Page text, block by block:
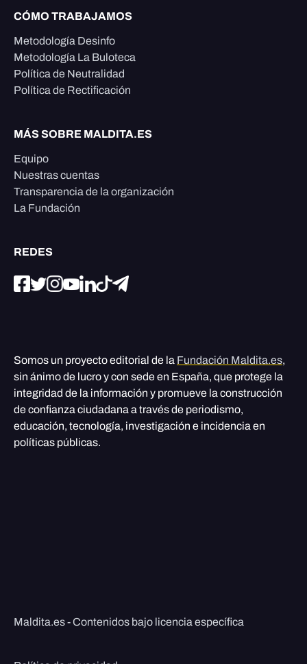
CÓMO TRABAJAMOS
Metodología Desinfo
Metodología La Buloteca
Política de Neutralidad
Política de Rectificación
MÁS SOBRE MALDITA.ES
Equipo
Nuestras cuentas
Transparencia de la organización
La Fundación
REDES
Somos un proyecto editorial de la Fundación Maldita.es,
sin ánimo de lucro y con sede en España, que protege la
integridad de la información y promueve la construcción
de confianza ciudadana a través de periodismo,
educación, tecnología, investigación e incidencia en
políticas públicas.
Maldita.es - Contenidos bajo licencia específica